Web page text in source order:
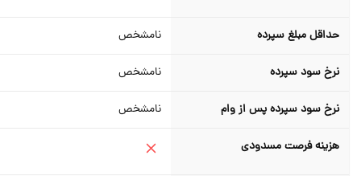
حداقل مبلغ سپرده نامشخص
نرخ سود سپرده نامشخص
نرخ سود سپرده پس از وام نامشخص
هزینه فرصت مسدودی